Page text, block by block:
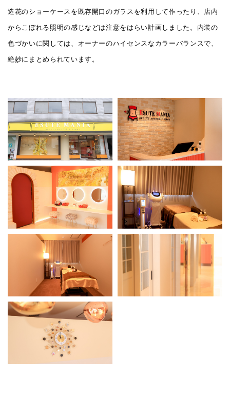
造花のショーケースを既存開口のガラスを利用して作ったり、店内
からこぼれる照明の感じなどは注意をはらい計画しました。内装の
色づかいに関しては、オーナーのハイセンスなカラーバランスで、
絶妙にまとめられています。